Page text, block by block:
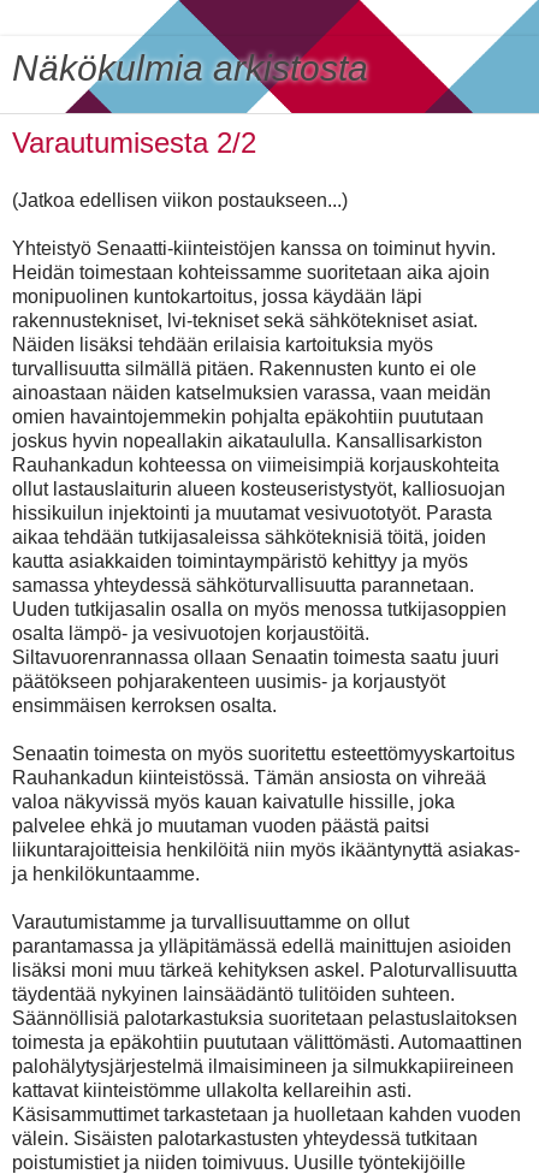
Näkökulmia arkistosta
Varautumisesta 2/2
(Jatkoa edellisen viikon postaukseen...)
Yhteistyö Senaatti-kiinteistöjen kanssa on toiminut hyvin.
Heidän toimestaan kohteissamme suoritetaan aika ajoin
monipuolinen kuntokartoitus, jossa käydään läpi
rakennustekniset, lvi-tekniset sekä sähkötekniset asiat.
Näiden lisäksi tehdään erilaisia kartoituksia myös
turvallisuutta silmällä pitäen. Rakennusten kunto ei ole
ainoastaan näiden katselmuksien varassa, vaan meidän
omien havaintojemmekin pohjalta epäkohtiin puututaan
joskus hyvin nopeallakin aikataululla. Kansallisarkiston
Rauhankadun kohteessa on viimeisimpiä korjauskohteita
ollut lastauslaiturin alueen kosteuseristystyöt, kalliosuojan
hissikuilun injektointi ja muutamat vesivuototyöt. Parasta
aikaa tehdään tutkijasaleissa sähköteknisiä töitä, joiden
kautta asiakkaiden toimintaympäristö kehittyy ja myös
samassa yhteydessä sähköturvallisuutta parannetaan.
Uuden tutkijasalin osalla on myös menossa tutkijasoppien
osalta lämpö- ja vesivuotojen korjaustöitä.
Siltavuorenrannassa ollaan Senaatin toimesta saatu juuri
päätökseen pohjarakenteen uusimis- ja korjaustyöt
ensimmäisen kerroksen osalta.
Senaatin toimesta on myös suoritettu esteettömyyskartoitus
Rauhankadun kiinteistössä. Tämän ansiosta on vihreää
valoa näkyvissä myös kauan kaivatulle hissille, joka
palvelee ehkä jo muutaman vuoden päästä paitsi
liikuntarajoitteisia henkilöitä niin myös ikääntynyttä asiakas-
ja henkilökuntaamme.
Varautumistamme ja turvallisuuttamme on ollut
parantamassa ja ylläpitämässä edellä mainittujen asioiden
lisäksi moni muu tärkeä kehityksen askel. Paloturvallisuutta
täydentää nykyinen lainsäädäntö tulitöiden suhteen.
Säännöllisiä palotarkastuksia suoritetaan pelastuslaitoksen
toimesta ja epäkohtiin puututaan välittömästi. Automaattinen
palohälytysjärjestelmä ilmaisimineen ja silmukkapiireineen
kattavat kiinteistömme ullakolta kellareihin asti.
Käsisammuttimet tarkastetaan ja huolletaan kahden vuoden
välein. Sisäisten palotarkastusten yhteydessä tutkitaan
poistumistiet ja niiden toimivuus. Uusille työntekijöille